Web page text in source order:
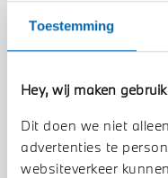
Toestemming
Hey, wij maken
Dit doen we niet
advertenties te
websiteverkeer
€ 88.216of€ 1.669
Bekijk details